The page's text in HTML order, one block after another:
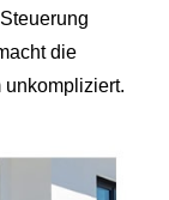
die
unkompliziert.